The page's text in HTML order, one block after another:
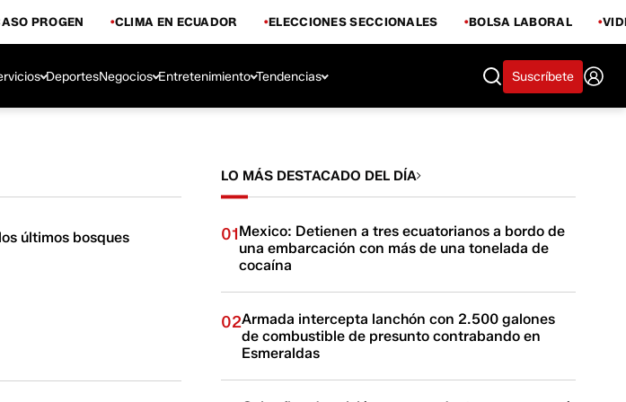
PROGEN CLIMA EN ECUADOR ELECCIONES SECCIONALES BOLSA LABORAL
DeportesNegocios Entretenimiento Tendencias Suscríbete
últimos bosques
LO MÁS DESTACADO DEL DÍA
01Mexico: Detienen a tres ecuatorianos a bordo de
una embarcación con más de una tonelada de
cocaína
02Armada intercepta lanchón con 2.500 galones
de combustible de presunto contrabando en
Esmeraldas